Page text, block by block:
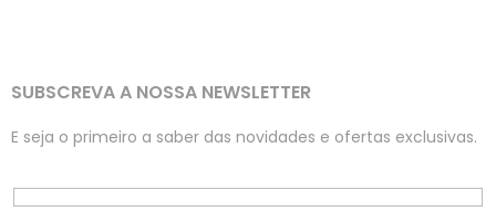
SUBSCREVA A NOSSA NEWSLETTER
E seja o primeiro a saber das novidades e ofertas exclusivas.